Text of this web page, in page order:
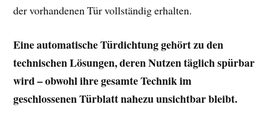
der vorhandenen Tür vollständig erhalten.
Eine automatische Türdichtung gehört zu den
technischen Lösungen, deren Nutzen täglich spürbar
wird – obwohl ihre gesamte Technik im
geschlossenen Türblatt nahezu unsichtbar bleibt.